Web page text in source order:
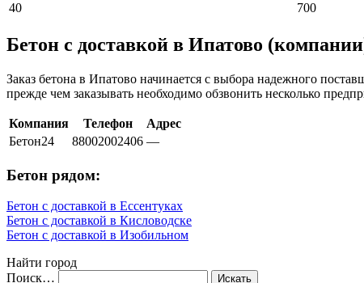
40
700
Бетон с доставкой в Ипатово
Заказ бетона в Ипатово начинается с выбора надежного
прежде чем заказывать необходимо обзвонить несколько
Компания Телефон
Адрес
Бетон24
88002002406 —
Бетон рядом:
Бетон с доставкой в Ессентуках
Бетон с доставкой в Кисловодске
Бетон с доставкой в Изобильном
Найти город
Поиск…